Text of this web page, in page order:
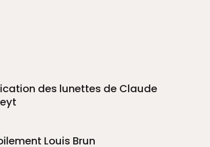
des lunettes de Claude
Louis Brun